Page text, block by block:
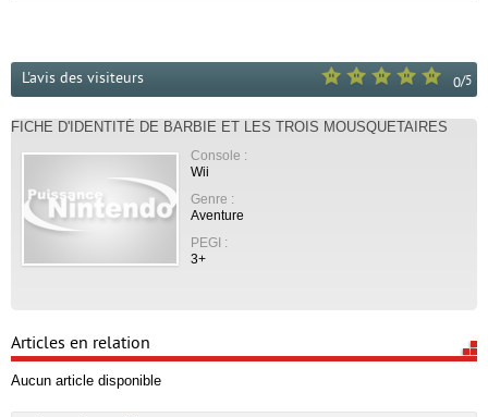
0/5
L'avis des visiteurs
FICHE D'IDENTITÉ DE BARBIE ET LES TROIS MOUSQUETAIRES
Console :
Wii
Genre :
Aventure
PEGI :
3+
Articles en relation
Aucun article disponible